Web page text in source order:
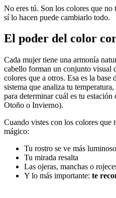
No eres tú. Son los colores que no
sí lo hacen puede cambiarlo todo.
El poder del color
Cada mujer tiene una armonía
cabello forman un conjunto visual
colores que a otros. Esa es la base
sistema que analiza tu
para determinar cuál es tu
Otoño o Invierno).
Cuando vistes con los colores que
mágico:
Tu rostro se ve más luminoso
Tu mirada resalta
Las ojeras, manchas o
Y lo más importante: te